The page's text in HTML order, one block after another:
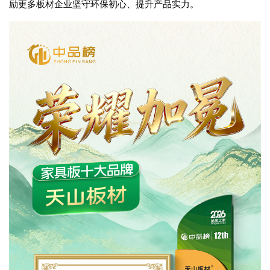
励更多板材企业坚守环保初心、提升产品实力。